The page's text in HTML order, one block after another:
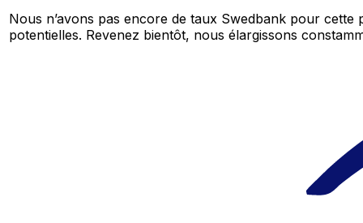
Nous n’avons pas encore de taux Swedbank pour
potentielles. Revenez bientôt, nous élargissons